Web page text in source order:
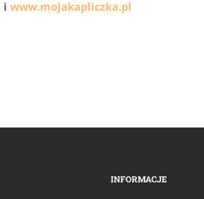
i www.mojakapliczka.pl
INFORMACJE